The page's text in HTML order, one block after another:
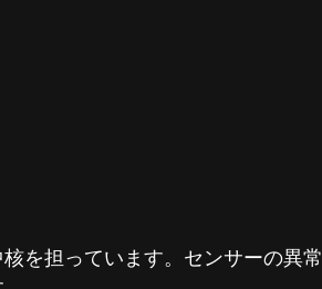
を担っています。センサーの異常